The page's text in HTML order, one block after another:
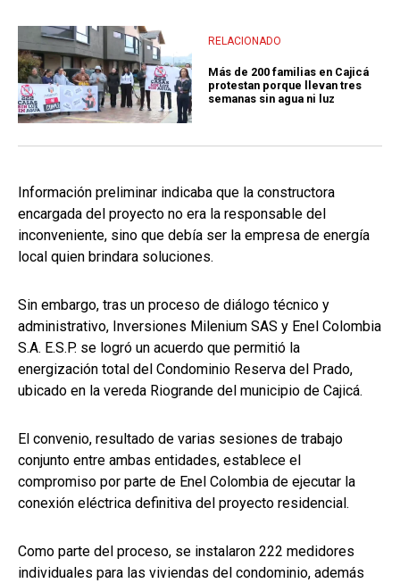
RELACIONADO
Más de 200 familias en Cajicá
protestan porque llevan tres
semanas sin agua ni luz
Información preliminar indicaba que la constructora
encargada del proyecto no era la responsable del
inconveniente, sino que debía ser la empresa de energía
local quien brindara soluciones.
Sin embargo, tras un proceso de diálogo técnico y
administrativo, Inversiones Milenium SAS y Enel Colombia
S.A. E.S.P. se logró un acuerdo que permitió la
energización total del Condominio Reserva del Prado,
ubicado en la vereda Riogrande del municipio de Cajicá.
El convenio, resultado de varias sesiones de trabajo
conjunto entre ambas entidades, establece el
compromiso por parte de Enel Colombia de ejecutar la
conexión eléctrica definitiva del proyecto residencial.
Como parte del proceso, se instalaron 222 medidores
individuales para las viviendas del condominio, además